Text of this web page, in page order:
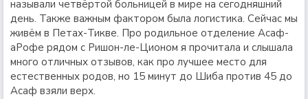
называли четвёртой больницей в мире на сегодняшний
день. Также важным фактором была логистика. Сейчас мы
живём в Петах-Тикве. Про родильное отделение Асаф-
аРофе рядом с Ришон-ле-Ционом я прочитала и слышала
много отличных отзывов, как про лучшее место для
естественных родов, но 15 минут до Шиба против 45 до
Асаф взяли верх.